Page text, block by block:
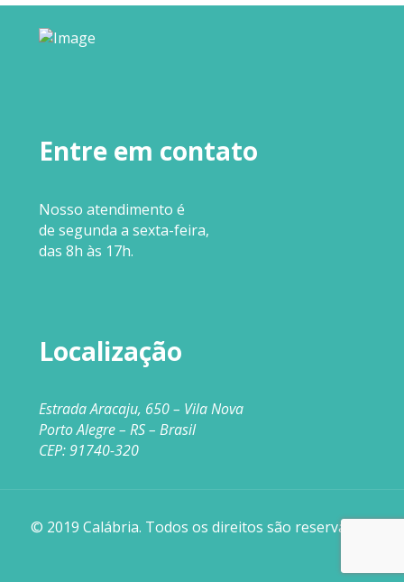
Entre em contato
Nosso atendimento é
de segunda a sexta-feira,
das 8h às 17h.
Localização
Estrada Aracaju, 650 – Vila Nova
Porto Alegre – RS – Brasil
CEP: 91740-320
© 2019 Calábria. Todos os direitos são reservados.